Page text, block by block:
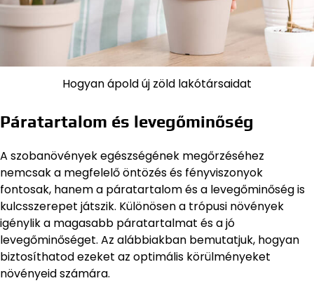
Hogyan ápold új zöld lakótársaidat
Páratartalom és levegőminőség
A szobanövények egészségének megőrzéséhez
nemcsak a megfelelő öntözés és fényviszonyok
fontosak, hanem a páratartalom és a levegőminőség is
kulcsszerepet játszik. Különösen a trópusi növények
igénylik a magasabb páratartalmat és a jó
levegőminőséget. Az alábbiakban bemutatjuk, hogyan
biztosíthatod ezeket az optimális körülményeket
növényeid számára.